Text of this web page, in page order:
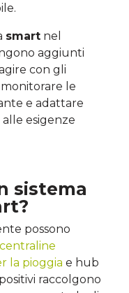
smart nel
aggiunti
con gli
monitorare le
e adattare
esigenze
sistema
possono
centraline
la pioggia e hub
raccolgono